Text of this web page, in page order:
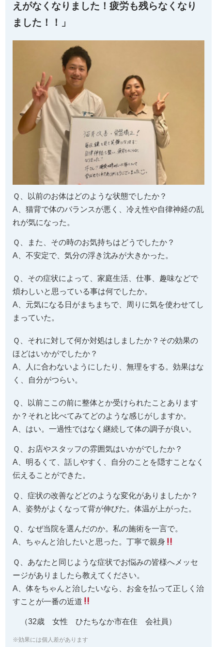
えがなくなりました！疲労も残らなくなり
ました！！」
Ｑ、以前のお体はどのような状態でしたか？
A、猫背で体のバランスが悪く、冷え性や自律神経の乱
れが気になった。
Ｑ、また、その時のお気持ちはどうでしたか？
A、不安定で、気分の浮き沈みが大きかった。
Ｑ、その症状によって、家庭生活、仕事、趣味などで
煩わしいと思っている事は何でしたか。
A、元気になる日がまちまちで、周りに気を使わせてし
まっていた。
Ｑ、それに対して何か対処はしましたか？その効果の
ほどはいかがでしたか？
A、人に合わないようにしたり、無理をする。効果はな
く、自分がつらい。
Ｑ、以前ここの前に整体とか受けられたことあります
か？それと比べてみてどのような感じがしますか。
A、はい。一過性ではなく継続して体の調子が良い。
Ｑ、お店やスタッフの雰囲気はいかがでしたか？
A、明るくて、話しやすく、自分のことを隠すことなく
伝えることができた。
Ｑ、症状の改善などどのような変化がありましたか？
A、姿勢がよくなって背が伸びた。体温が上がった。
Ｑ、なぜ当院を選んだのか。私の施術を一言で。
A、ちゃんと治したいと思った。丁寧で親身
Ｑ、あなたと同じような症状でお悩みの皆様へメッセ
ージがありましたら教えてください。
A、体をちゃんと治したいなら、お金を払って正しく治
すことが一番の近道
（32歳 女性 ひたちなか市在住 会社員）
※効果には個人差があります